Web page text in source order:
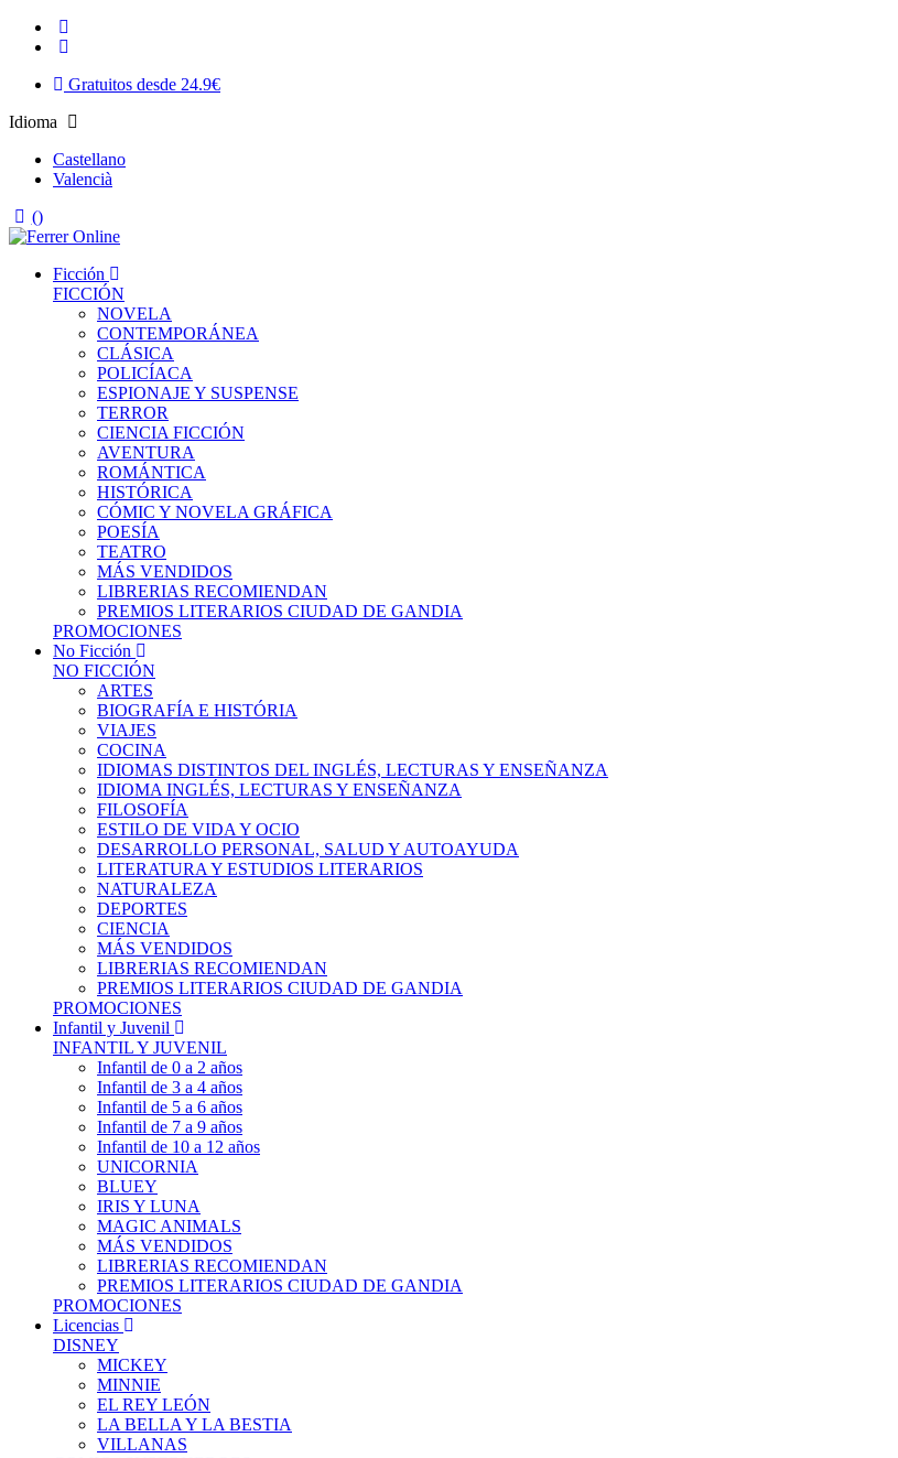
Gratuitos desde 24.9€
Idioma
Castellano
Valencià
()
Ficción
FICCIÓN
NOVELA
CONTEMPORÁNEA
CLÁSICA
POLICÍACA
ESPIONAJE Y SUSPENSE
TERROR
CIENCIA FICCIÓN
AVENTURA
ROMÁNTICA
HISTÓRICA
CÓMIC Y NOVELA GRÁFICA
POESÍA
TEATRO
MÁS VENDIDOS
LIBRERIAS RECOMIENDAN
PREMIOS LITERARIOS CIUDAD DE GANDIA
PROMOCIONES
No Ficción
NO FICCIÓN
ARTES
BIOGRAFÍA E HISTÓRIA
VIAJES
COCINA
IDIOMAS DISTINTOS DEL INGLÉS, LECTURAS Y ENSEÑANZA
IDIOMA INGLÉS, LECTURAS Y ENSEÑANZA
FILOSOFÍA
ESTILO DE VIDA Y OCIO
DESARROLLO PERSONAL, SALUD Y AUTOAYUDA
LITERATURA Y ESTUDIOS LITERARIOS
NATURALEZA
DEPORTES
CIENCIA
MÁS VENDIDOS
LIBRERIAS RECOMIENDAN
PREMIOS LITERARIOS CIUDAD DE GANDIA
PROMOCIONES
Infantil y Juvenil
INFANTIL Y JUVENIL
Infantil de 0 a 2 años
Infantil de 3 a 4 años
Infantil de 5 a 6 años
Infantil de 7 a 9 años
Infantil de 10 a 12 años
UNICORNIA
BLUEY
IRIS Y LUNA
MAGIC ANIMALS
MÁS VENDIDOS
LIBRERIAS RECOMIENDAN
PREMIOS LITERARIOS CIUDAD DE GANDIA
PROMOCIONES
Licencias
DISNEY
MICKEY
MINNIE
EL REY LEÓN
LA BELLA Y LA BESTIA
VILLANAS